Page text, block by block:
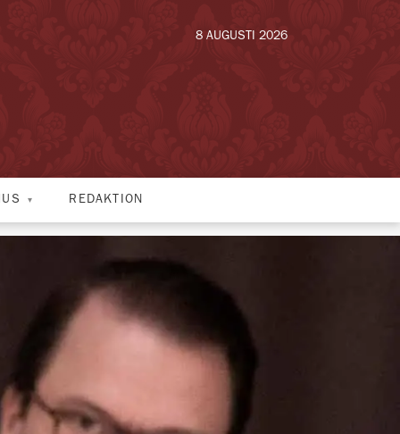
8 AUGUSTI 2026
REDAKTION